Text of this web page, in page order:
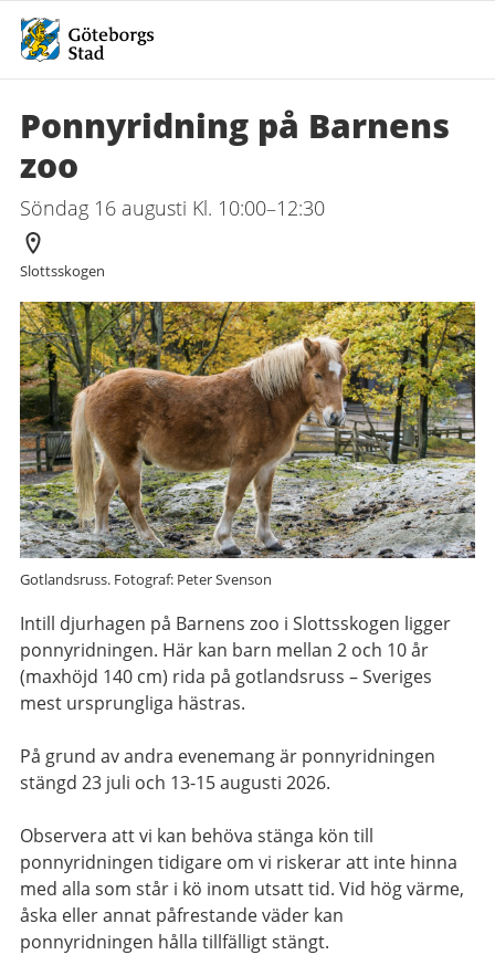
Ponnyridning på Barnens
zoo
Söndag 16 augusti Kl. 10:00–12:30
Arrangör
Slottsskogen
Gotlandsruss. Fotograf: Peter Svenson
Intill djurhagen på Barnens zoo i Slottsskogen ligger
ponnyridningen. Här kan barn mellan 2 och 10 år
(maxhöjd 140 cm) rida på gotlandsruss – Sveriges
mest ursprungliga hästras.
På grund av andra evenemang är ponnyridningen
stängd 23 juli och 13-15 augusti 2026.
Observera att vi kan behöva stänga kön till
ponnyridningen tidigare om vi riskerar att inte hinna
med alla som står i kö inom utsatt tid. Vid hög värme,
åska eller annat påfrestande väder kan
ponnyridningen hålla tillfälligt stängt.